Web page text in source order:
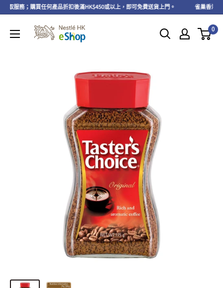
服務；購買任何產品折扣後滿HK$450或以上，即可免費送貨上門。 雀巢香港
0